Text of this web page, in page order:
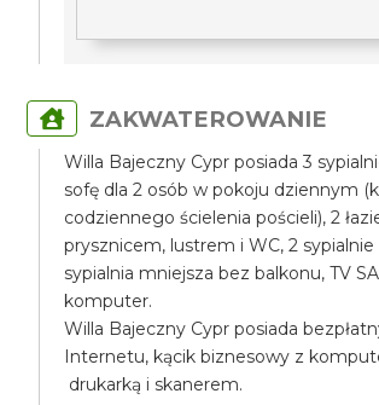
ZAKWATEROWANIE
Willa Bajeczny Cypr posiada 3
sofę dla 2 osób w pokoju dziennym
codziennego ścielenia pościeli), 2
prysznicem, lustrem i WC, 2 sypialnie
sypialnia mniejsza bez balkonu, TV
komputer.
Willa Bajeczny Cypr posiada
Internetu, kącik biznesowy z
drukarką i skanerem.